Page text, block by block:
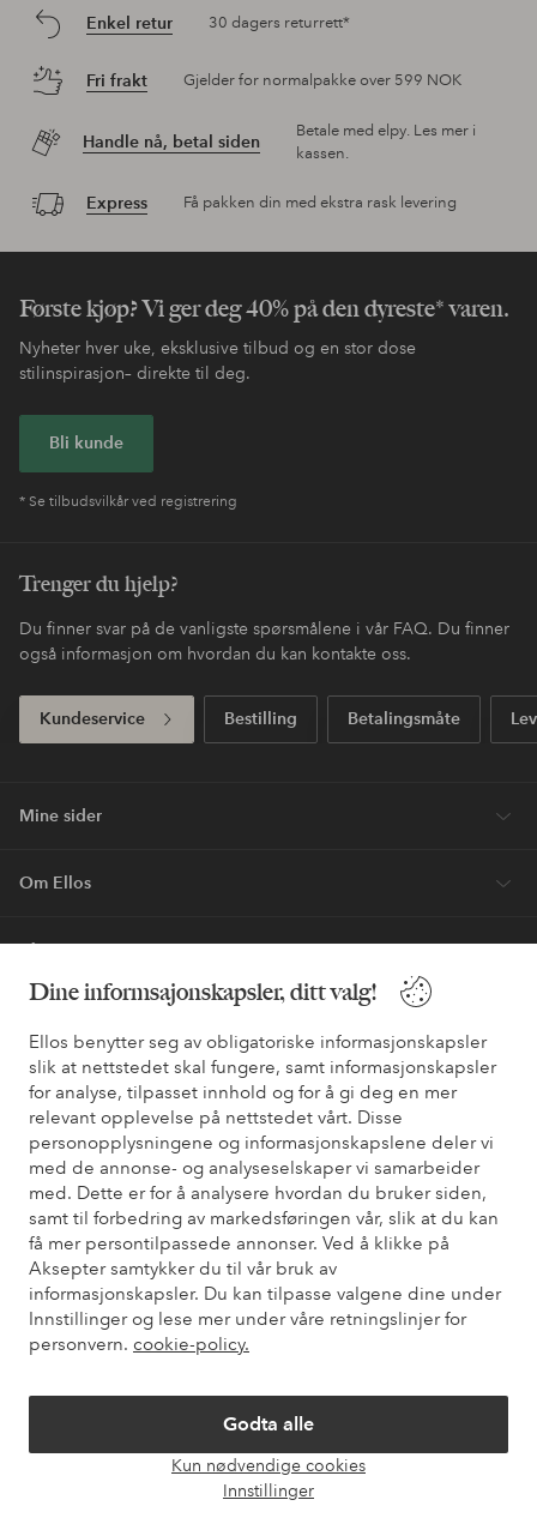
Dine informsajonskapsler, ditt valg!
Ellos benytter seg av obligatoriske informasjonskapsler
slik at nettstedet skal fungere, samt informasjonskapsler
for analyse, tilpasset innhold og for å gi deg en mer
relevant opplevelse på nettstedet vårt. Disse
personopplysningene og informasjonskapslene deler vi
med de annonse- og analyseselskaper vi samarbeider
med. Dette er for å analysere hvordan du bruker siden,
samt til forbedring av markedsføringen vår, slik at du kan
få mer persontilpassede annonser. Ved å klikke på
Aksepter samtykker du til vår bruk av
informasjonskapsler. Du kan tilpasse valgene dine under
Innstillinger og lese mer under våre retningslinjer for
personvern. cookie-policy.
Godta alle
Kun nødvendige cookies
Innstillinger
Enkel retur 30 dagers returrett*
Fri frakt Gjelder for normalpakke over 599 NOK
Handle nå, betal siden
Betale med elpy. Les mer i
kassen.
Express Få pakken din med ekstra rask levering
Første kjøp? Vi ger deg 40% på den dyreste* varen.
Nyheter hver uke, eksklusive tilbud og en stor dose
stilinspirasjon– direkte til deg.
Bli kunde
* Se tilbudsvilkår ved registrering
Trenger du hjelp?
Du finner svar på de vanligste spørsmålene i vår FAQ. Du finner
også informasjon om hvordan du kan kontakte oss.
Kundeservice Bestilling Betalingsmåte
Mine sider
Om Ellos
Våre tjenester
Venner
Sikre betalinger - Betal direkte eller del opp
Vil du vite mer om våre betalingsalternativer?
elpy elpy
Facebook Instagram Pinterest
Youtube